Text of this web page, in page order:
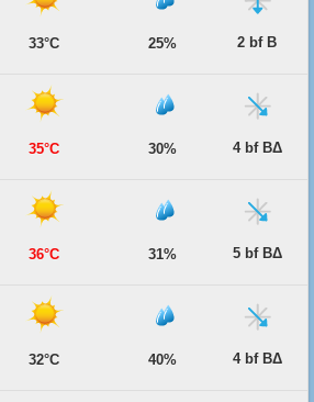
33°C 25% 2 bf Β
35°C 30% 4 bf ΒΔ
36°C 31% 5 bf ΒΔ
32°C 40% 4 bf ΒΔ